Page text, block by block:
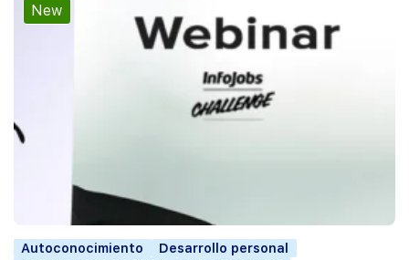
New
Autoconocimiento
Desarrollo personal